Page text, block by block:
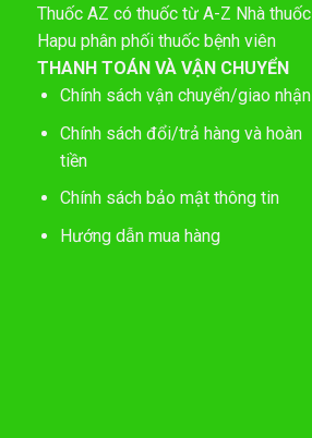
Thuốc AZ có thuốc từ A-Z Nhà thuốc
Hapu phân phối thuốc bệnh viên
THANH TOÁN VÀ VẬN CHUYỂN
Chính sách vận chuyển/giao nhận
Chính sách đổi/trả hàng và hoàn
tiền
Chính sách bảo mật thông tin
Hướng dẫn mua hàng